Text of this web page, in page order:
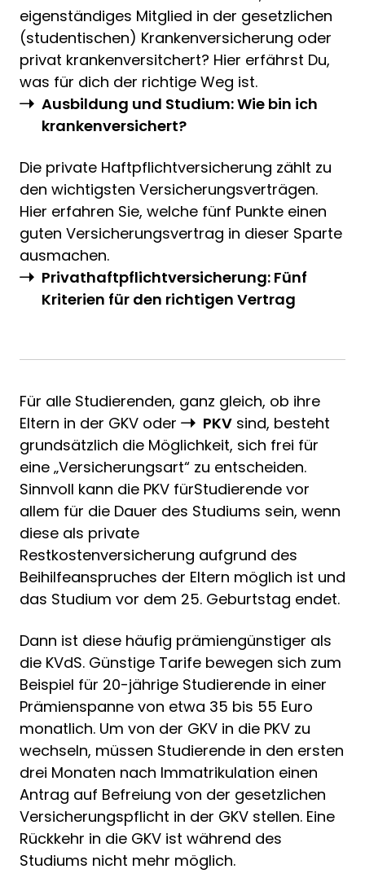
eigenständiges Mitglied in der gesetzlichen
(studentischen) Krankenversicherung oder
privat krankenversitchert? Hier erfährst Du,
was für dich der richtige Weg ist.
Ausbildung und Studium: Wie bin ich
krankenversichert?
Die private Haftpflichtversicherung zählt zu
den wichtigsten Versicherungsverträgen.
Hier erfahren Sie, welche fünf Punkte einen
guten Versicherungsvertrag in dieser Sparte
ausmachen.
Privathaftpflichtversicherung: Fünf
Kriterien für den richtigen Vertrag
Für alle Studierenden, ganz gleich, ob ihre
Eltern in der GKV oder
PKV sind, besteht
grundsätzlich die Möglichkeit, sich frei für
eine „Versicherungsart“ zu entscheiden.
Sinnvoll kann die PKV fürStudierende vor
allem für die Dauer des Studiums sein, wenn
diese als private
Restkostenversicherung aufgrund des
Beihilfeanspruches der Eltern möglich ist und
das Studium vor dem 25. Geburtstag endet.
Dann ist diese häufig prämiengünstiger als
die KVdS. Günstige Tarife bewegen sich zum
Beispiel für 20-jährige Studierende in einer
Prämienspanne von etwa 35 bis 55 Euro
monatlich. Um von der GKV in die PKV zu
wechseln, müssen Studierende in den ersten
drei Monaten nach Immatrikulation einen
Antrag auf Befreiung von der gesetzlichen
Versicherungspflicht in der GKV stellen. Eine
Rückkehr in die GKV ist während des
Studiums nicht mehr möglich.